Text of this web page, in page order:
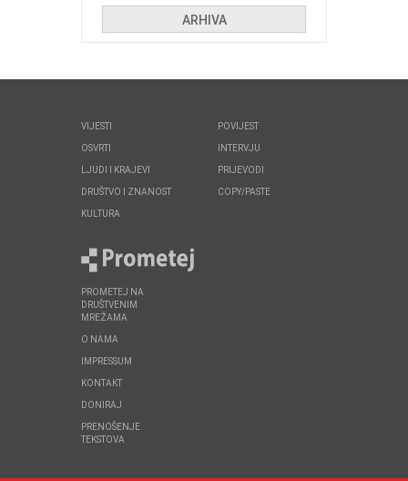
ARHIVA
VIJESTI
OSVRTI
LJUDI I KRAJEVI
DRUŠTVO I ZNANOST
KULTURA
POVIJEST
INTERVJU
PRIJEVODI
COPY/PASTE
PROMETEJ NA
DRUŠTVENIM
MREŽAMA
O NAMA
IMPRESSUM
KONTAKT
DONIRAJ
PRENOŠENJE
TEKSTOVA